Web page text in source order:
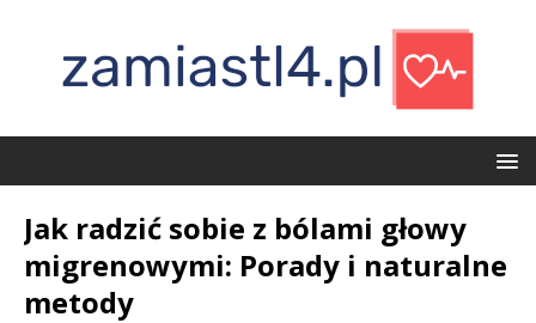
Jak radzić sobie z bólami głowy
migrenowymi: Porady i naturalne
metody